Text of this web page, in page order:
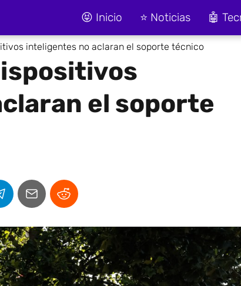
😝 Inicio ⭐ Noticias 🤖
inteligentes no aclaran el soporte técnico
el soporte